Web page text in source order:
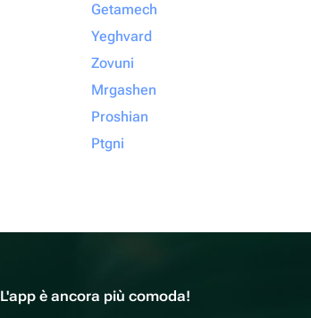
Getamech
Yeghvard
Zovuni
Mrgashen
Proshian
Ptgni
L'app è ancora più comoda!